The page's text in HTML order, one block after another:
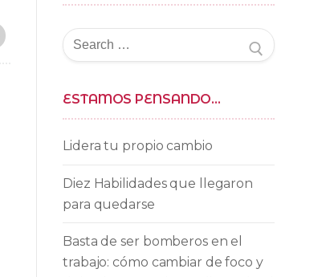
Buscar
por:
ESTAMOS PENSANDO…
Lidera tu propio cambio
Diez Habilidades que llegaron
para quedarse
Basta de ser bomberos en el
trabajo: cómo cambiar de foco y